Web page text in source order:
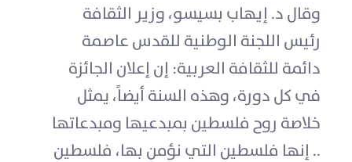
وقال د. إيهاب بسيسو، وزير الثقافة
رئيس اللجنة الوطنية للقدس عاصمة
دائمة للثقافة العربية: إن إعلان الجائزة
في كل دورة، وهذه السنة أيضاً، يمثل
خلاصة روح فلسطين بمبدعيها ومبدعاتها
.. إنها فلسطين التي نؤمن بها، فلسطين